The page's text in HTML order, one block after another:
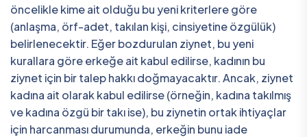
öncelikle kime ait olduğu bu yeni kriterlere göre
(anlaşma, örf-adet, takılan kişi, cinsiyetine özgülük)
belirlenecektir. Eğer bozdurulan ziynet, bu yeni
kurallara göre erkeğe ait kabul edilirse, kadının bu
ziynet için bir talep hakkı doğmayacaktır. Ancak, ziynet
kadına ait olarak kabul edilirse (örneğin, kadına takılmış
ve kadına özgü bir takı ise), bu ziynetin ortak ihtiyaçlar
için harcanması durumunda, erkeğin bunu iade